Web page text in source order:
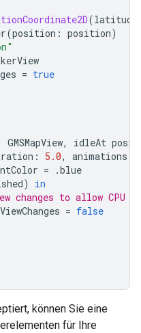
(latitude
(position : position)
= true
GMSMapView, idleAt
: 5.0, animations
= .blue
)
in
changes to allow CPU
= false
können Sie eine
für Ihre